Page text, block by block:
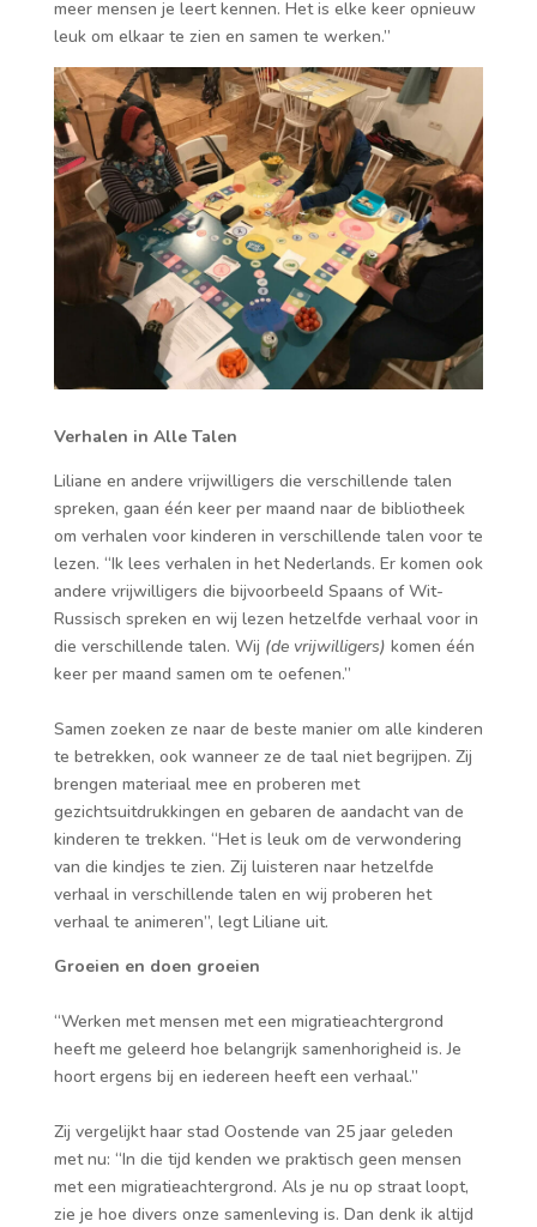
meer mensen je leert kennen. Het is elke keer opnieuw
leuk om elkaar te zien en samen te werken.”
Verhalen in Alle Talen
Liliane en andere vrijwilligers die verschillende talen
spreken, gaan één keer per maand naar de bibliotheek
om verhalen voor kinderen in verschillende talen voor te
lezen. “Ik lees verhalen in het Nederlands. Er komen ook
andere vrijwilligers die bijvoorbeeld Spaans of Wit-
Russisch spreken en wij lezen hetzelfde verhaal voor in
die verschillende talen. Wij (de vrijwilligers) komen één
keer per maand samen om te oefenen.”
Samen zoeken ze naar de beste manier om alle kinderen
te betrekken, ook wanneer ze de taal niet begrijpen. Zij
brengen materiaal mee en proberen met
gezichtsuitdrukkingen en gebaren de aandacht van de
kinderen te trekken. “Het is leuk om de verwondering
van die kindjes te zien. Zij luisteren naar hetzelfde
verhaal in verschillende talen en wij proberen het
verhaal te animeren”, legt Liliane uit.
Groeien en doen groeien
“Werken met mensen met een migratieachtergrond
heeft me geleerd hoe belangrijk samenhorigheid is. Je
hoort ergens bij en iedereen heeft een verhaal.”
Zij vergelijkt haar stad Oostende van 25 jaar geleden
met nu: “In die tijd kenden we praktisch geen mensen
met een migratieachtergrond. Als je nu op straat loopt,
zie je hoe divers onze samenleving is. Dan denk ik altijd